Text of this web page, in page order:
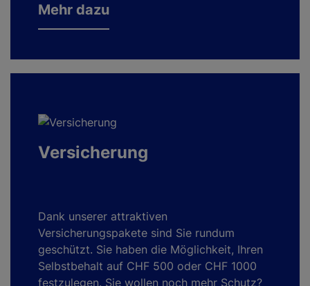
Mehr dazu
Versicherung
Dank unserer attraktiven
Versicherungspakete sind Sie rundum
geschützt. Sie haben die Möglichkeit, Ihren
Selbstbehalt auf CHF 500 oder CHF 1000
festzulegen. Sie wollen noch mehr Schutz?